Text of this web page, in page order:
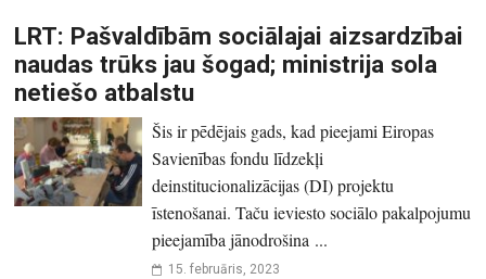
LRT: Pašvaldībām sociālajai aizsardzībai
naudas trūks jau šogad; ministrija sola
netiešo atbalstu
Šis ir pēdējais gads, kad pieejami Eiropas
Savienības fondu līdzekļi
deinstitucionalizācijas (DI) projektu
īstenošanai. Taču ieviesto sociālo pakalpojumu
pieejamība jānodrošina ...
15. februāris, 2023